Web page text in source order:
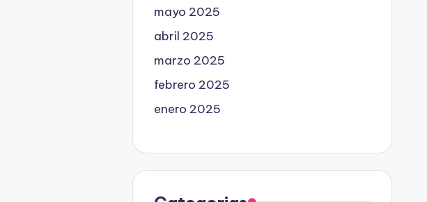
mayo 2025
abril 2025
marzo 2025
febrero 2025
enero 2025